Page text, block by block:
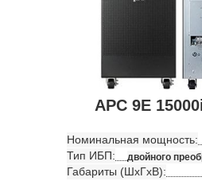
APC 9E
Номинальная мощность:
Тип ИБП: двойного
Габариты (ШхГхВ):